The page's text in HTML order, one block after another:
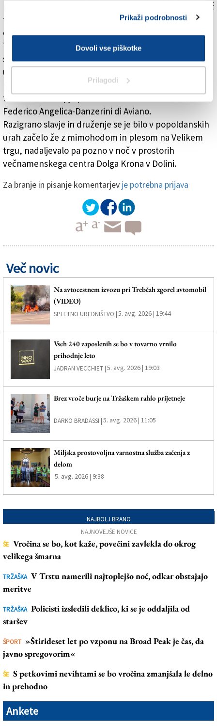
Prikaži podrobnosti
Dovoli vse piškotke
Prilagodi
poslanstvo se ne izraža samo v barvitih nošah, temveč
tudi v raznoliki sestavi članic in članov. Med njihovimi
člani so namreč poleg Rusov in Ukrajincev, ki živijo v
Trstu, tudi Slovenci in Italijani. Slovenska folklorna
skupina Stari trg ob Kolpi je s Svatovskim kolom
uprizorila starodavne šege in navade na dan vaške
poroke. Kako je bilo nekoč videti življenje na vasi,
tokrat furlanski, je prikazal folklorni ansambel
Federico Angelica-Danzerini di Aviano.
Razigrano slavje in druženje se je bilo v popoldanskih
urah začelo že z mimohodom in plesom na Velikem
trgu, nadaljevalo pa pozno v noč v prostorih
večnamenskega centra Dolga Krona v Dolini.
Za branje in pisanje komentarjev je potrebna prijava
Več novic
Na avtocestnem izvozu pri Trebčah zgorel avtomobil
(VIDEO)
SPLETNO UREDNIŠTVO |5. avg. 2026 | 19:44
Vseh 240 zaposlenih se bo v tovarno vrnilo
prihodnje leto
JADRAN VECCHIET |5. avg. 2026 | 19:03
Brez vroče burje na Tržaškem rahlo prijetneje
DARKO BRADASSI |5. avg. 2026 | 11:05
Miljska prostovoljna varnostna služba začenja z
delom
5. avg. 2026 | 9:38
NAJBOLJ BRANO
NAJNOVEJŠE NOVICE
ŠE Vročina se bo, kot kaže, povečini zavlekla do okrog
velikega šmarna
TRŽAŠKA V Trstu namerili najtoplejšo noč, odkar obstajajo
meritve
TRŽAŠKA Policisti izsledili deklico, ki se je oddaljila od
staršev
ŠPORT »Štirideset let po vzponu na Broad Peak je čas, da
javno spregovorim«
ŠE S petkovimi nevihtami se bo vročina zmanjšala le delno
in prehodno
Ankete